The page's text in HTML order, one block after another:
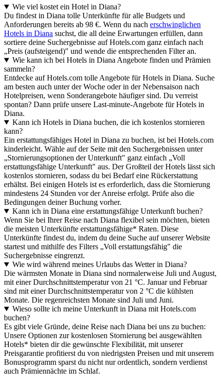
Wie viel kostet ein Hotel in Diana?
Du findest in Diana tolle Unterkünfte für alle Budgets und
Anforderungen bereits ab 98 €. Wenn du nach erschwinglichen
Hotels in Diana suchst, die all deine Erwartungen erfüllen, dann
sortiere deine Suchergebnisse auf Hotels.com ganz einfach nach
„Preis (aufsteigend)" und wende die entsprechenden Filter an.
Wie kann ich bei Hotels in Diana Angebote finden und Prämien
sammeln?
Entdecke auf Hotels.com tolle Angebote für Hotels in Diana. Suche
am besten auch unter der Woche oder in der Nebensaison nach
Hotelpreisen, wenn Sonderangebote häufiger sind. Du verreist
spontan? Dann prüfe unsere Last-minute-Angebote für Hotels in
Diana.
Kann ich Hotels in Diana buchen, die ich kostenlos stornieren
kann?
Ein erstattungsfähiges Hotel in Diana zu buchen, ist bei Hotels.com
kinderleicht. Wähle auf der Seite mit den Suchergebnissen unter
„Stornierungsoptionen der Unterkunft" ganz einfach „Voll
erstattungsfähige Unterkunft" aus. Der Großteil der Hotels lässt sich
kostenlos stornieren, sodass du bei Bedarf eine Rückerstattung
erhältst. Bei einigen Hotels ist es erforderlich, dass die Stornierung
mindestens 24 Stunden vor der Anreise erfolgt. Prüfe also die
Bedingungen deiner Buchung vorher.
Kann ich in Diana eine erstattungsfähige Unterkunft buchen?
Wenn Sie bei Ihrer Reise nach Diana flexibel sein möchten, bieten
die meisten Unterkünfte erstattungsfähige* Raten. Diese
Unterkünfte findest du, indem du deine Suche auf unserer Website
startest und mithilfe des Filters „Voll erstattungsfähig" die
Suchergebnisse eingrenzt.
Wie wird während meines Urlaubs das Wetter in Diana?
Die wärmsten Monate in Diana sind normalerweise Juli und August,
mit einer Durchschnittstemperatur von 21 °C. Januar und Februar
sind mit einer Durchschnittstemperatur von 2 °C die kühlsten
Monate. Die regenreichsten Monate sind Juli und Juni.
Wieso sollte ich meine Unterkunft in Diana mit Hotels.com
buchen?
Es gibt viele Gründe, deine Reise nach Diana bei uns zu buchen:
Unsere Optionen zur kostenlosen Stornierung bei ausgewählten
Hotels* bieten dir die gewünschte Flexibilität, mit unserer
Preisgarantie profitierst du von niedrigsten Preisen und mit unserem
Bonusprogramm sparst du nicht nur ordentlich, sondern verdienst
auch Prämiennächte im Schlaf.